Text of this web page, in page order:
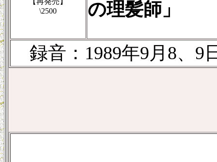
\2500
の理髪師」
録音：1989年9月8、9